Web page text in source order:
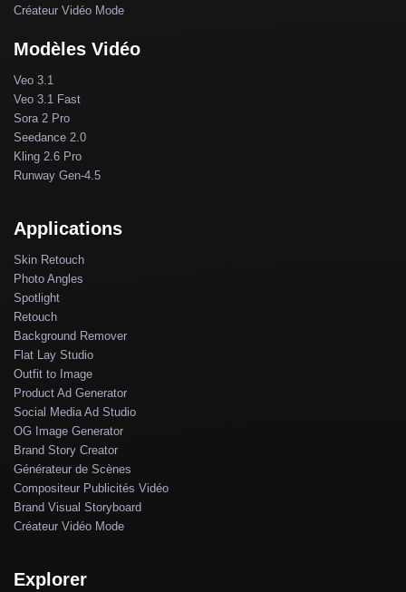
Créateur Vidéo Mode
Modèles Vidéo
Veo 3.1
Veo 3.1 Fast
Sora 2 Pro
Seedance 2.0
Kling 2.6 Pro
Runway Gen-4.5
Applications
Skin Retouch
Photo Angles
Spotlight
Retouch
Background Remover
Flat Lay Studio
Outfit to Image
Product Ad Generator
Social Media Ad Studio
OG Image Generator
Brand Story Creator
Générateur de Scènes
Compositeur Publicités Vidéo
Brand Visual Storyboard
Créateur Vidéo Mode
Explorer